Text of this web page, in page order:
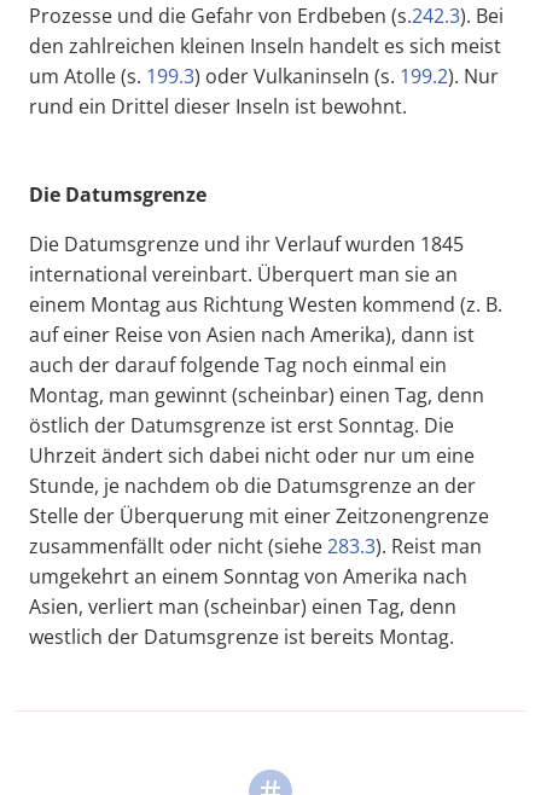
Prozesse und die Gefahr von Erdbeben (s.242.3). Bei
den zahlreichen kleinen Inseln handelt es sich meist
um Atolle (s. 199.3) oder Vulkaninseln (s. 199.2). Nur
rund ein Drittel dieser Inseln ist bewohnt.
Die Datumsgrenze
Die Datumsgrenze und ihr Verlauf wurden 1845
international vereinbart. Überquert man sie an
einem Montag aus Richtung Westen kommend (z. B.
auf einer Reise von Asien nach Amerika), dann ist
auch der darauf folgende Tag noch einmal ein
Montag, man gewinnt (scheinbar) einen Tag, denn
östlich der Datumsgrenze ist erst Sonntag. Die
Uhrzeit ändert sich dabei nicht oder nur um eine
Stunde, je nachdem ob die Datumsgrenze an der
Stelle der Überquerung mit einer Zeitzonengrenze
zusammenfällt oder nicht (siehe283.3). Reist man
umgekehrt an einem Sonntag von Amerika nach
Asien, verliert man (scheinbar) einen Tag, denn
westlich der Datumsgrenze ist bereits Montag.